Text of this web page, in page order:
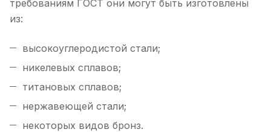
требованиям ГОСТ они могут быть изготовлены
из:
высокоуглеродистой стали;
никелевых сплавов;
титановых сплавов;
нержавеющей стали;
некоторых видов бронз.